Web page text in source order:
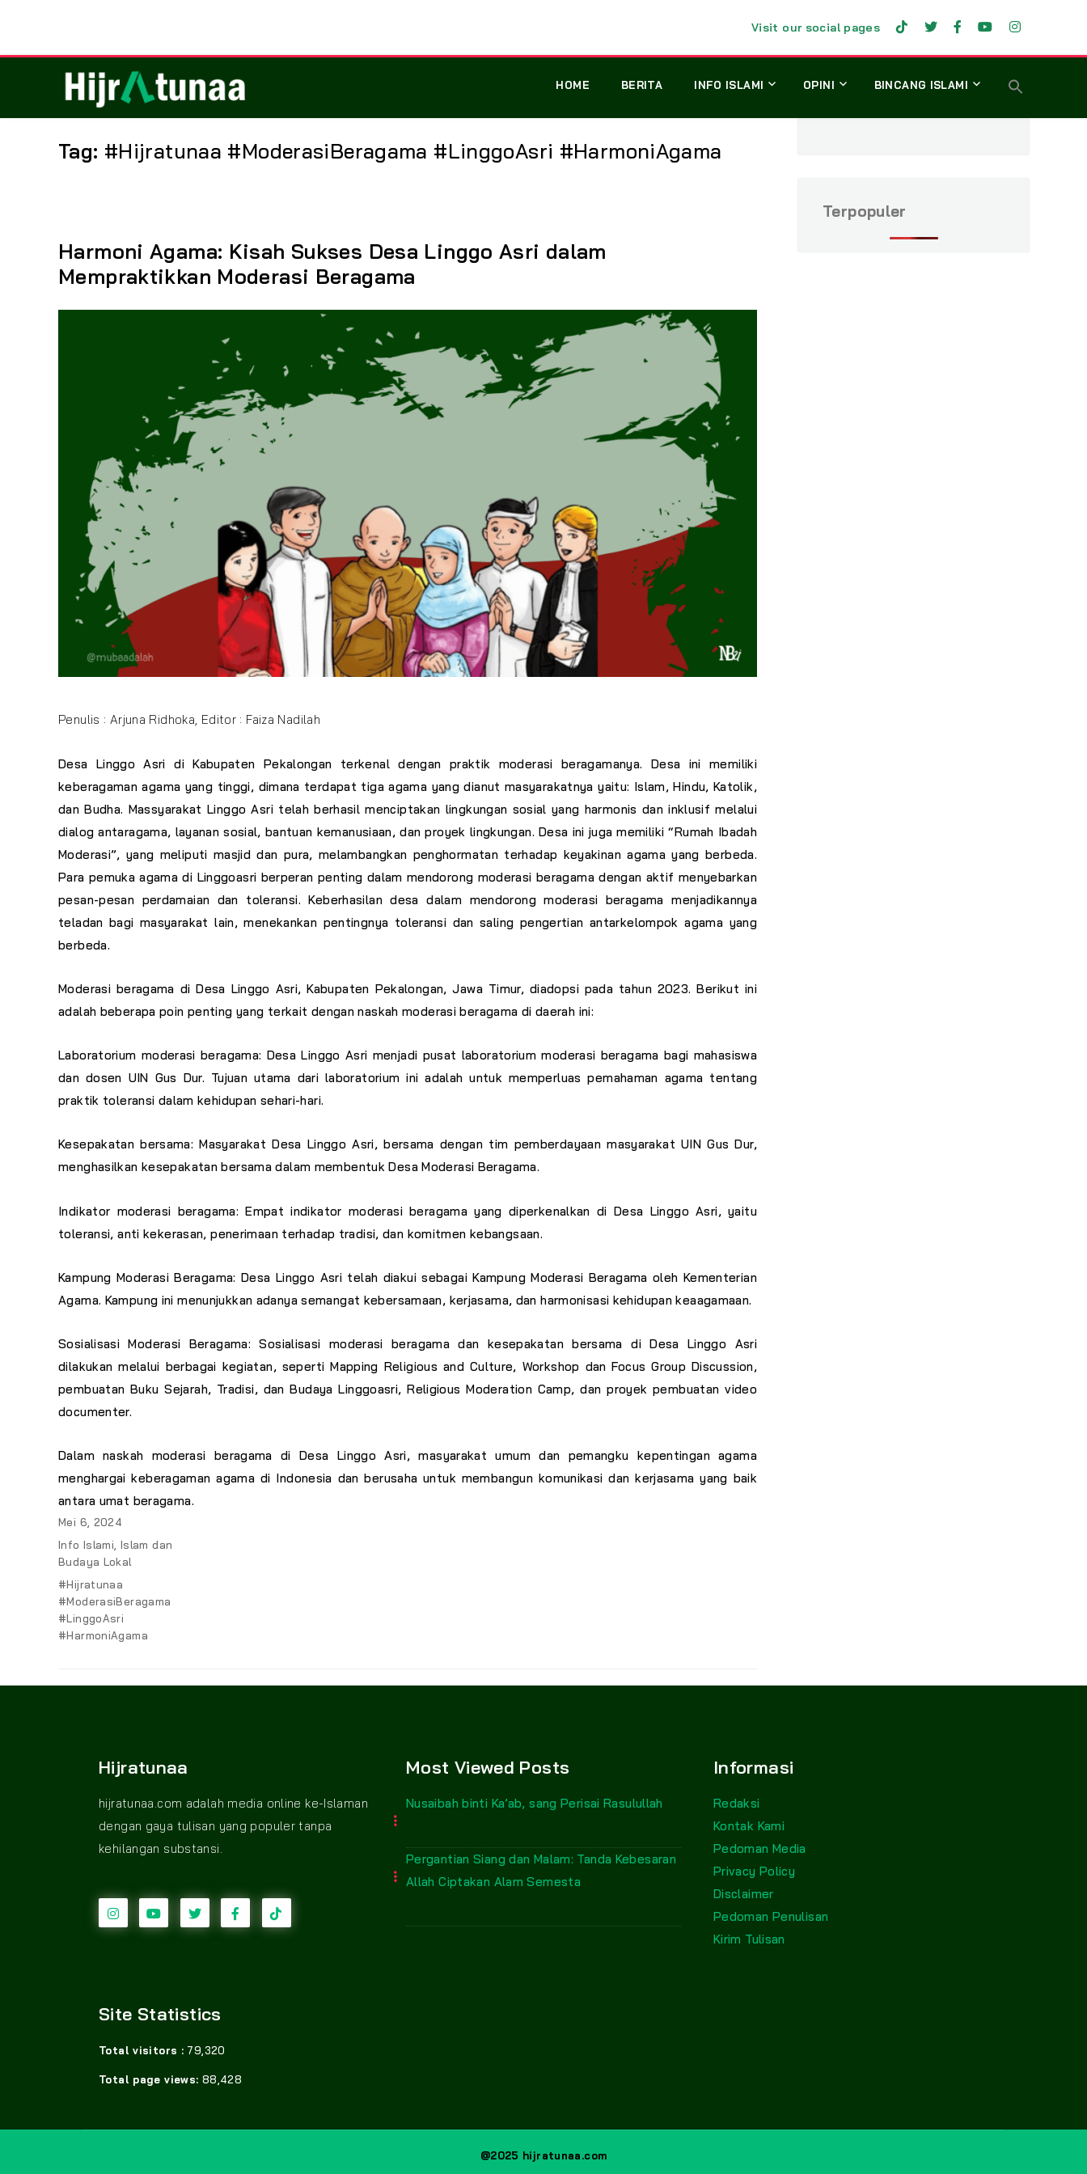
Visit our social pages
HOME BERITA INFO ISLAMI OPINI BINCANG ISLAMI
Tag: #Hijratunaa #ModerasiBeragama #LinggoAsri #HarmoniAgama
Harmoni Agama: Kisah Sukses Desa Linggo Asri dalam
Mempraktikkan Moderasi Beragama
Penulis : Arjuna Ridhoka, Editor : Faiza Nadilah
Desa Linggo Asri di Kabupaten Pekalongan terkenal dengan praktik moderasi beragamanya. Desa ini memiliki
keberagaman agama yang tinggi, dimana terdapat tiga agama yang dianut masyarakatnya yaitu: Islam, Hindu, Katolik,
dan Budha. Massyarakat Linggo Asri telah berhasil menciptakan lingkungan sosial yang harmonis dan inklusif melalui
dialog antaragama, layanan sosial, bantuan kemanusiaan, dan proyek lingkungan. Desa ini juga memiliki “Rumah Ibadah
Moderasi”, yang meliputi masjid dan pura, melambangkan penghormatan terhadap keyakinan agama yang berbeda.
Para pemuka agama di Linggoasri berperan penting dalam mendorong moderasi beragama dengan aktif menyebarkan
pesan-pesan perdamaian dan toleransi. Keberhasilan desa dalam mendorong moderasi beragama menjadikannya
teladan bagi masyarakat lain, menekankan pentingnya toleransi dan saling pengertian antarkelompok agama yang
berbeda.
Moderasi beragama di Desa Linggo Asri, Kabupaten Pekalongan, Jawa Timur, diadopsi pada tahun 2023. Berikut ini
adalah beberapa poin penting yang terkait dengan naskah moderasi beragama di daerah ini:
Laboratorium moderasi beragama: Desa Linggo Asri menjadi pusat laboratorium moderasi beragama bagi mahasiswa
dan dosen UIN Gus Dur. Tujuan utama dari laboratorium ini adalah untuk memperluas pemahaman agama tentang
praktik toleransi dalam kehidupan sehari-hari.
Kesepakatan bersama: Masyarakat Desa Linggo Asri, bersama dengan tim pemberdayaan masyarakat UIN Gus Dur,
menghasilkan kesepakatan bersama dalam membentuk Desa Moderasi Beragama.
Indikator moderasi beragama: Empat indikator moderasi beragama yang diperkenalkan di Desa Linggo Asri, yaitu
toleransi, anti kekerasan, penerimaan terhadap tradisi, dan komitmen kebangsaan.
Kampung Moderasi Beragama: Desa Linggo Asri telah diakui sebagai Kampung Moderasi Beragama oleh Kementerian
Agama. Kampung ini menunjukkan adanya semangat kebersamaan, kerjasama, dan harmonisasi kehidupan keaagamaan.
Sosialisasi Moderasi Beragama: Sosialisasi moderasi beragama dan kesepakatan bersama di Desa Linggo Asri
dilakukan melalui berbagai kegiatan, sepertiMapping Religious and Culture, Workshop dan Focus Group Discussion,
pembuatan Buku Sejarah, Tradisi, dan Budaya Linggoasri,Religious Moderation Camp, dan proyek pembuatan video
documenter.
Dalam naskah moderasi beragama di Desa Linggo Asri, masyarakat umum dan pemangku kepentingan agama
menghargai keberagaman agama di Indonesia dan berusaha untuk membangun komunikasi dan kerjasama yang baik
antara umat beragama.
Posted
on
Mei 6, 2024
Categories
Info Islami, Islam dan
Budaya Lokal
Tags
#Hijratunaa
#ModerasiBeragama
#LinggoAsri
#HarmoniAgama
Terpopuler
Hijratunaa
hijratunaa.com adalah media online ke-Islaman
dengan gaya tulisan yang populer tanpa
kehilangan substansi.
Most Viewed Posts
Nusaibah binti Ka’ab, sang Perisai Rasulullah
Pergantian Siang dan Malam: Tanda Kebesaran
Allah Ciptakan Alam Semesta
Informasi
Redaksi
Kontak Kami
Pedoman Media
Privacy Policy
Disclaimer
Pedoman Penulisan
Kirim Tulisan
Site Statistics
Total visitors : 79,320
Total page views: 88,428
@2025 hijratunaa.com